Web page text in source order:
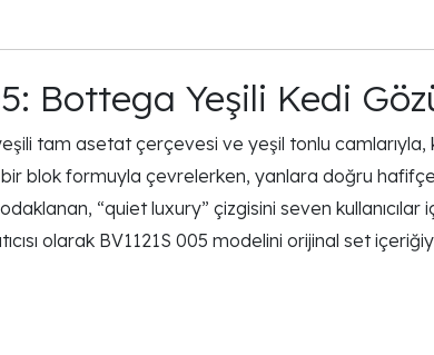
Bottega Yeşili Kedi
tam asetat çerçevesi ve yeşil tonlu
bir blok formuyla çevrelerken, yanlara doğru
“quiet luxury” çizgisini seven
olarak BV1121S 005 modelini orijinal set